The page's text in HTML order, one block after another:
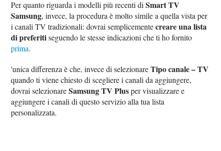
Per quanto riguarda i modelli più recenti diSmart TV
Samsung, invece, la procedura è molto simile a quella vista per
i canali TV tradizionali: dovrai semplicementecreare una lista
di preferitiseguendo le stesse indicazioni che ti ho fornito
prima.
'unica differenza è che, invece di selezionareTipo canale – TV
quando ti viene chiesto di scegliere i canali da aggiungere,
dovrai selezionareSamsung TV Plusper visualizzare e
aggiungere i canali di questo servizio alla tua lista
personalizzata.